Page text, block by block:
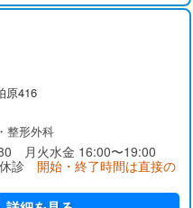
原416
整形外科
月火水金 16:00〜19:00
診 開始・終了時間は直接の